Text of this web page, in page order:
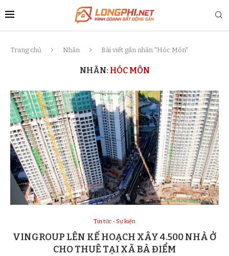
Trang chủ Nhãn Bài viết gắn nhãn "Hóc Môn"
NHÃN: HÓC MÔN
Tin tức - Sự kiện
VINGROUP LÊN KẾ HOẠCH XÂY 4.500 NHÀ Ở
CHO THUÊ TẠI XÃ BÀ ĐIỂM